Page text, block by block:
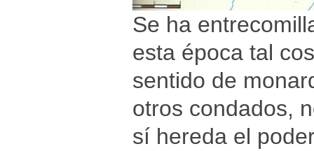
Se ha
esta época tal
sentido de
otros condados,
sí hereda el